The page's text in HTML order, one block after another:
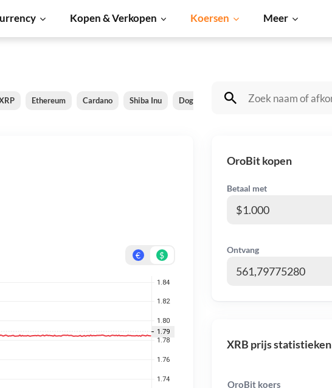
Kopen & Verkopen Koersen Meer
Ethereum Cardano Shiba Inu Dogecoin Solana BNB
€ $
OroBit kopen
Betaal met
Ontvang
XRB prijs statistieken
OroBit koers